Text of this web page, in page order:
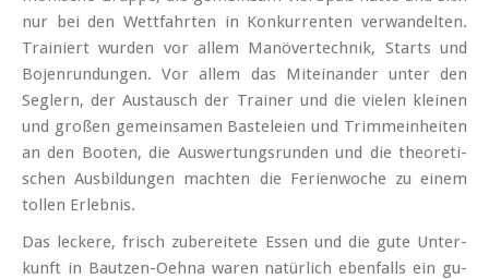
nur bei den Wett­fahr­ten in Kon­kur­ren­ten ver­wan­del­ten.
Trai­niert wur­den vor al­lem Ma­nö­ver­tech­nik, Starts und
Bo­jen­run­dun­gen. Vor al­lem das Mit­ein­an­der un­ter den
Seg­lern, der Aus­tausch der Trai­ner und die vie­len klei­nen
und gro­ßen ge­mein­sa­men Bas­te­lei­en und Trimm­ein­hei­ten
an den Boo­ten, die Aus­wer­tungs­run­den und die theo­re­ti­
schen Aus­bil­dun­gen mach­ten die Fe­ri­en­wo­che zu ei­nem
tol­len Er­leb­nis.
Das le­cke­re, frisch zu­be­rei­te­te Es­sen und die gu­te Un­ter­
kunft in Baut­zen-Oeh­na wa­ren na­tür­lich eben­falls ein gu­